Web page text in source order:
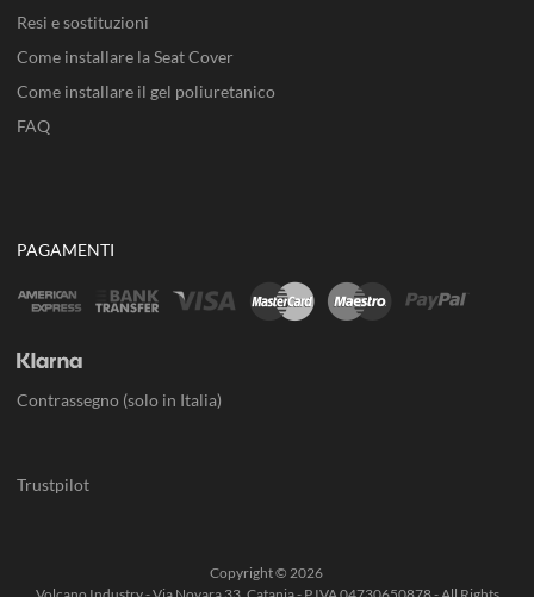
Resi e sostituzioni
Come installare la Seat Cover
Come installare il gel poliuretanico
FAQ
PAGAMENTI
Contrassegno (solo in Italia)
Trustpilot
Copyright © 2026